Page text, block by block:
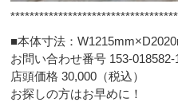
■本体寸法：
お問い合わせ番号 153-018582-
店頭価格 30,000（税込）
お探しの方はお早めに！